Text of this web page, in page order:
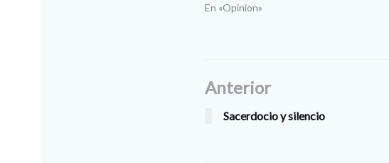
En «Opinion»
Anterior
Sacerdocio y silencio